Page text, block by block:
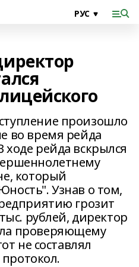
произошло
во время рейда
рейда вскрылся
который
Узнав о том,
грозит
рублей, директор
проверяющему
не составлял